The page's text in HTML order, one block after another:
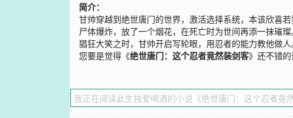
简介：
甘帅穿越到绝世唐门的世界，激活选择系统，本该欣喜
尸体爆炸，放了一个烟花，在死亡时为世间再添一抹璀
猖狂大笑之时，甘帅开启写轮眼，用忍者的能力教他做
您要是觉得《绝世唐门：这个忍者竟然装剑客》还不错